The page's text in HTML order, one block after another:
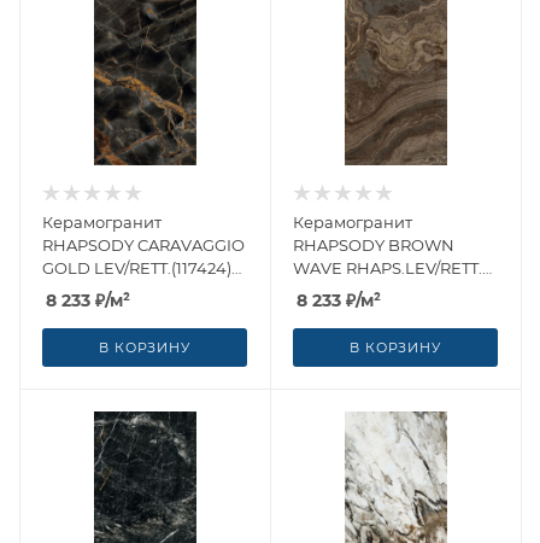
Керамогранит
RHAPSODY CARAVAGGIO
GOLD LEV/RETT.(117424)
60x120 от Naxos Ceramica
(Италия)
8 233 ₽/м²
В КОРЗИНУ
Керамогранит
RHAPSODY BROWN
WAVE RHAPS.LEV/RETT.
(117425) 60x120 от Naxos
Ceramica (Италия)
8 233 ₽/м²
В КОРЗИНУ